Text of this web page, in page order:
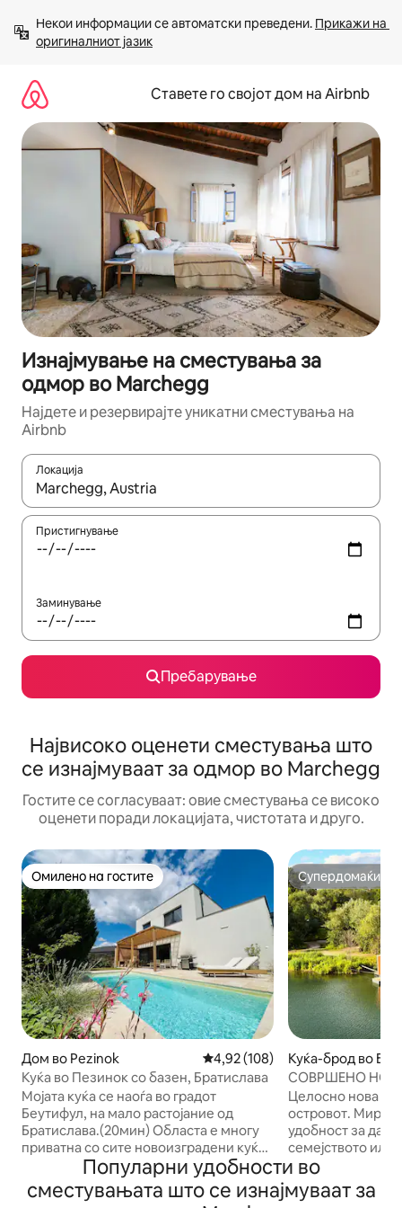
содржина
Некои информации се автоматски преведени. Прикажи на
оригиналниот јазик
Ставете го својот дом на Airbnb
Изнајмување на сместувања за
одмор во Marchegg
Најдете и резервирајте уникатни сместувања на
Airbnb
Локација
Кога резултатите се достапни, движете се со копчињата
Пристигнување
Заминување
Пребарување
Највисоко оценети сместувања што
се изнајмуваат за одмор во Marchegg
Гостите се согласуваат: овие сместувања се високо
оценети поради локацијата, чистотата и друго.
Омилено на гостите
Омилено на гостите
Дом во Pezinok Просечна оцена: 4,92 од 5,
4,92 (108)
Куќа во Пезинок со базен, Братислава
Мојата куќа се наоѓа во градот
Беутифул, на мало растојание од
Братислава.(20мин) Областа е многу
приватна со сите новоизградени куќи
наоколу, многу блиску до лозја и шуми
во близина. Погодно е за 6 лица.
Долниот кат се состои од еден голем
Супердомаќин
Супердомаќин
Куќа-брод во
СОВРШЕНО
тераса за
скара
Целосно нова
островот. Мирна
удобност за да
семејството или
во скара на
хранете ги
или опуштете се
Популарни удобности во
сместувањата што се изнајмуваат за